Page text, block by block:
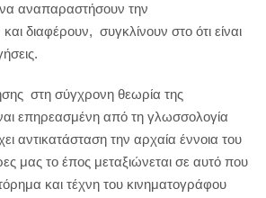
αναπαραστήσουν την
διαφέρουν, συγκλίνουν στο ότι είναι
στη σύγχρονη θεωρία της
επηρεασμένη από τη γλωσσολογία
αντικατάσταση την αρχαία έννοια του
μας το έπος μεταξιώνεται σε αυτό που
και τέχνη του κινηματογράφου